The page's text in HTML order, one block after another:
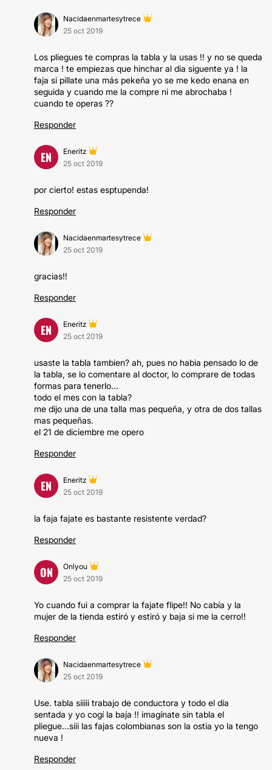
Nacidaenmartesytrece
25 oct 2019
Los pliegues te compras la tabla y la usas !! y no se queda
marca ! te empiezas que hinchar al dia siguente ya ! la
faja si pillate una más pekeña yo se me kedo enana en
seguida y cuando me la compre ni me abrochaba !
cuando te operas ??
Responder
EN
Eneritz
25 oct 2019
por cierto! estas esptupenda!
Responder
Nacidaenmartesytrece
25 oct 2019
gracias!!
Responder
EN
Eneritz
25 oct 2019
usaste la tabla tambien? ah, pues no habia pensado lo de
la tabla, se lo comentare al doctor, lo comprare de todas
formas para tenerlo...
todo el mes con la tabla?
me dijo una de una talla mas pequeña, y otra de dos tallas
mas pequeñas.
el 21 de diciembre me opero
Responder
EN
Eneritz
25 oct 2019
la faja fajate es bastante resistente verdad?
Responder
ON
Onlyou
25 oct 2019
Yo cuando fui a comprar la fajate flipe!! No cabía y la
mujer de la tienda estiró y estiró y baja si me la cerro!!
Responder
Nacidaenmartesytrece
25 oct 2019
Use. tabla siiiii trabajo de conductora y todo el día
sentada y yo cogí la baja !! imagínate sin tabla el
pliegue...siii las fajas colombianas son la ostia yo la tengo
nueva !
Responder